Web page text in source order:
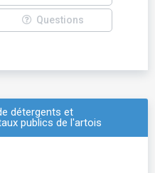
Questions
détergents et
publics de l'artois